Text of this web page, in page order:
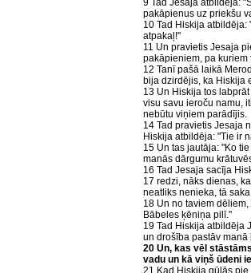
9 Tad Jesaja atbildēja:
pakāpienus uz priekšu
10 Tad Hiskija
atpakaļ!"
11 Un pravietis Jesaja
pakāpieniem, pa kuriem
12 Tanī pašā laikā
bija dzirdējis, ka Hiskija
13 Un Hiskija tos
visu savu ieroču namu,
nebūtu viņiem parādījis.
14 Tad pravietis Jesaja
Hiskija atbildēja: "Tie ir
15 Un tas jautāja: "Ko
manās dārgumu
16 Tad Jesaja sacīja
17 redzi, nāks dienas,
neatliks nenieka, tā
18 Un no taviem
Bābeles ķēniņa pilī."
19 Tad Hiskija atbildēja
un drošība pastāv manā
20 Un, kas vēl
vadu un kā viņš ūdeni
21 Kad Hiskija gūlās